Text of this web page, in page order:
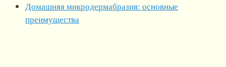
Домашняя микродермабразия: основные
преимущества